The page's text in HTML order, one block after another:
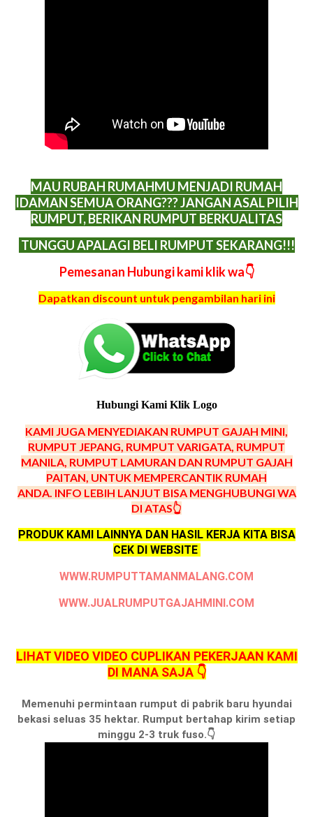
MAU RUBAH RUMAHMU MENJADI RUMAH
IDAMAN SEMUA ORANG??? JANGAN ASAL PILIH
RUMPUT, BERIKAN RUMPUT BERKUALITAS
TUNGGU APALAGI BELI RUMPUT SEKARANG!!!
Pemesanan Hubungi kami klik wa👇
Dapatkan discount untuk pengambilan hari ini
Hubungi Kami Klik Logo
KAMI JUGA MENYEDIAKAN RUMPUT GAJAH MINI,
RUMPUT JEPANG, RUMPUT VARIGATA, RUMPUT
MANILA, RUMPUT LAMURAN DAN RUMPUT GAJAH
PAITAN, UNTUK MEMPERCANTIK RUMAH
ANDA. INFO LEBIH LANJUT BISA MENGHUBUNGI WA
DI ATAS👆
PRODUK KAMI LAINNYA DAN HASIL KERJA KITA BISA
CEK DI WEBSITE
WWW.RUMPUTTAMANMALANG.COM
WWW.JUALRUMPUTGAJAHMINI.COM
LIHAT VIDEO VIDEO CUPLIKAN PEKERJAAN KAMI
DI MANA SAJA 👇
Memenuhi permintaan rumput di pabrik baru hyundai
bekasi seluas 35 hektar. Rumput bertahap kirim setiap
minggu 2-3 truk fuso.👇